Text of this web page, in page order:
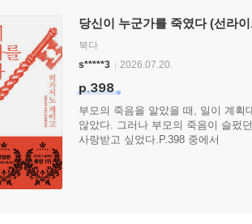
당신이 누군가를 죽였다 (선라
북다
s*****3
2026.07.20.
p.398
부모의 죽음을 알았을 때, 일이 계획
않았다. 그러나 부모의 죽음이 슬펐
사랑받고 싶었다.P.398 중에서